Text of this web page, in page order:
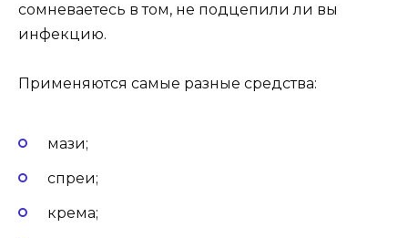
сомневаетесь в том, не подцепили ли вы
инфекцию.
Применяются самые разные средства:
мази;
спреи;
крема;